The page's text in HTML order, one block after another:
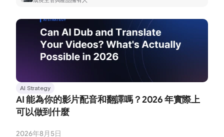
AI Strategy
AI 能為你的影片配音和翻譯嗎？2026 年實際上
可以做到什麼
2026年8月5日